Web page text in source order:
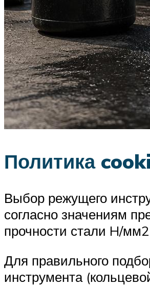
Политика
Выбор режущего
согласно значениям
прочности стали H/мм2
Для правильного
инструмента